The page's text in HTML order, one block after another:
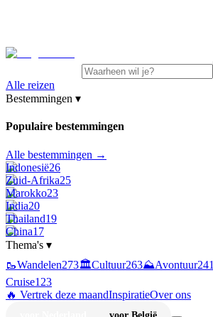
Alle reizen
Bestemmingen ▾
Populaire bestemmingen
Alle bestemmingen →
Indonesië26
Zuid-Afrika25
Marokko23
India20
Thailand19
China17
Thema's ▾
🥾Wandelen273🏛️Cultuur263⛰️Avontuur241
Cruise123
🔥 Vertrek deze maandInspiratieOver ons